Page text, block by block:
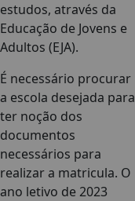
estudos, através da
Educação de Jovens e
Adultos (EJA).
É necessário procurar
a escola desejada para
ter noção dos
documentos
necessários para
realizar a matricula. O
ano letivo de 2023